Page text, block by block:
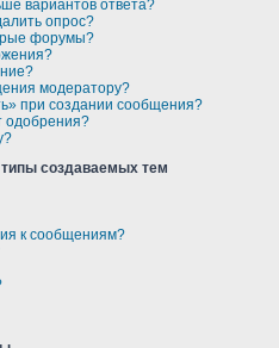
вариантов ответа?
опрос?
форумы?
модератору?
при создании сообщения?
одобрения?
создаваемых тем
к сообщениям?